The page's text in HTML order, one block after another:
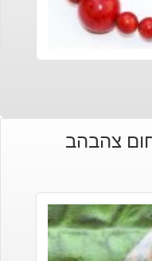
חום צהבהב